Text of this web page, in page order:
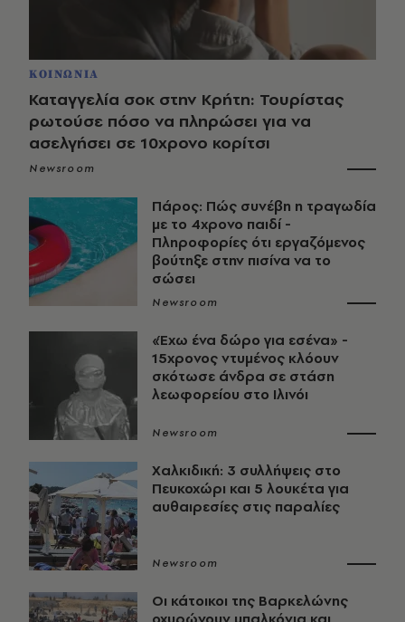
ΚΟΙΝΩΝΙΑ
Καταγγελία σοκ στην Κρήτη: Τουρίστας
ρωτούσε πόσο να πληρώσει για να
ασελγήσει σε 10χρονο κορίτσι
Newsroom
Πάρος: Πώς συνέβη η τραγωδία
με το 4χρονο παιδί -
Πληροφορίες ότι εργαζόμενος
βούτηξε στην πισίνα να το
σώσει
Newsroom
«Έχω ένα δώρο για εσένα» -
15χρονος ντυμένος κλόουν
σκότωσε άνδρα σε στάση
λεωφορείου στο Ιλινόι
Newsroom
Χαλκιδική: 3 συλλήψεις στο
Πευκοχώρι και 5 λουκέτα για
αυθαιρεσίες στις παραλίες
Newsroom
Οι κάτοικοι της Βαρκελώνης